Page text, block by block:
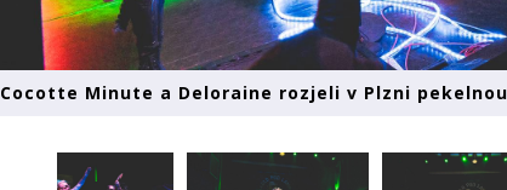
Cocotte Minute a Deloraine rozjeli v Plzni